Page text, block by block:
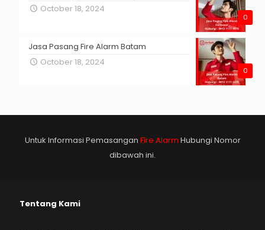
0
October 18, 2024
0
Jasa Pasang Fire Alarm Batam
October 18, 2024
Untuk Informasi Pemasangan Fire Alarm Hubungi Nomor
dibawah ini.
Tentang Kami